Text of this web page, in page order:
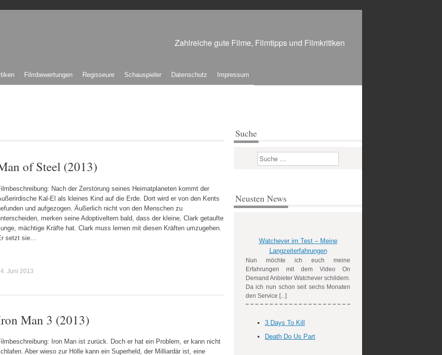
Zahlreiche gute Filme, Filmtipps und Filmkritiken
Filmbewertungen Regisseure Schauspieler Datenschutz Impressum
of Steel (2013)
Nach der Zerstörung seines Heimatplaneten kommt der
Kal-El als kleines Kind auf die Erde. Dort wird er von den Kents
und aufgezogen. Äußerlich nicht von den Menschen zu
merken seine Adoptiveltern bald, dass der kleine, Clark getaufte
mächtige Kräfte hat. Clark muss lernen mit diesen Kräften umzugehen.
setzt sie…
Juni 2013
Man 3 (2013)
Iron Man ist zurück. Doch er hat ein Problem, er kann nicht
Aber wieso zur Hölle kann ein Superheld, der Milliardär ist, eine
Suche
Suchen
Neusten News
Watchever im Test – Meine
Langzeiterfahrungen
Nun möchte ich euch meine
Erfahrungen mit dem Video On
Demand Anbieter Watchever schildern.
Da ich nun schon seit sechs Monaten
den Service [...]
3 Days To Kill
Death Do Us Part